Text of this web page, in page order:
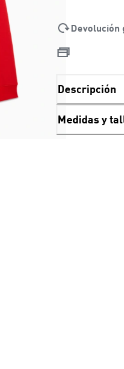
Devolución
Descripción
Medidas y